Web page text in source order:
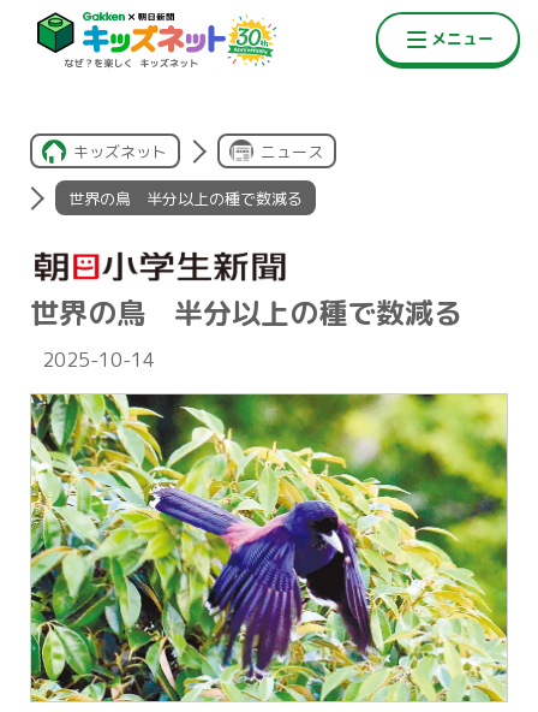
キッズネット ニュース
世界の鳥 半分以上の種で数減る
世界の鳥 半分以上の種で数減る
2025-10-14